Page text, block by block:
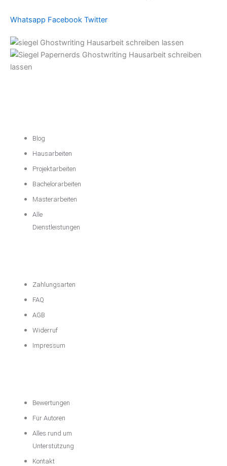
Whatsapp Facebook Twitter
Blog
Hausarbeiten
Projektarbeiten
Bachelorarbeiten
Masterarbeiten
Alle
Dienstleistungen
Zahlungsarten
FAQ
AGB
Widerruf
Impressum
Bewertungen
Für Autoren
Alles rund um
Unterstützung
Kontakt